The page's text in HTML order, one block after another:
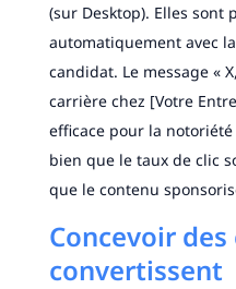
(sur Desktop). Elles sont
automatiquement avec
candidat. Le message «
carrière chez [Votre
efficace pour la
bien que le taux de clic
que le contenu
Concevoir
convertissent